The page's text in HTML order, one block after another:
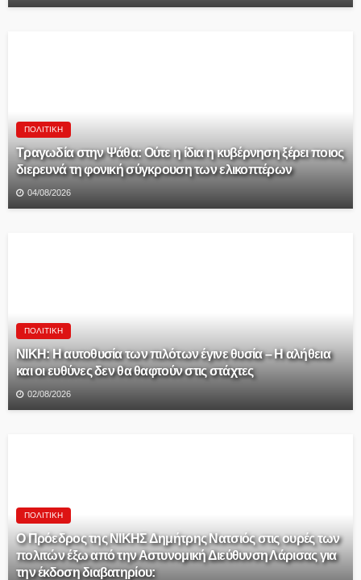
ΠΟΛΙΤΙΚΉ
Τραγωδία στην Ψάθα: Ούτε η ίδια η κυβέρνηση ξέρει ποιος
διερευνά τη φονική σύγκρουση των ελικοπτέρων
04/08/2026
ΠΟΛΙΤΙΚΉ
ΝΙΚΗ: Η αυτοθυσία των πιλότων έγινε θυσία – Η αλήθεια
και οι ευθύνες δεν θα θαφτούν στις στάχτες
02/08/2026
ΠΟΛΙΤΙΚΉ
Ο Πρόεδρος της ΝΙΚΗΣ Δημήτρης Νατσιός στις ουρές των
πολιτών έξω από την Αστυνομική Διεύθυνση Λάρισας για
την έκδοση διαβατηρίου: